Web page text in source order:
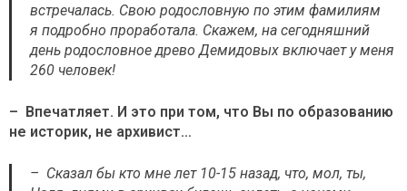
встречалась. Свою родословную по этим фамилиям
я подробно проработала. Скажем, на сегодняшний
день родословное древо Демидовых включает у меня
260 человек!
– Впечатляет. И это при том, что Вы по образованию
не историк, не архивист…
– Сказал бы кто мне лет 10-15 назад, что, мол, ты,